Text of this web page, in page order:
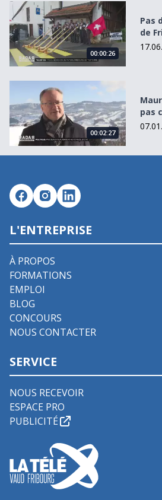
Pas de Bénichon du Pays de
00:00:26
Pas
de
Maurice Ropraz ne sera pas
00:02:27
pas
L'ENTREPRISE
À PROPOS
FORMATIONS
EMPLOI
BLOG
CONCOURS
NOUS CONTACTER
SERVICE
NOUS RECEVOIR
ESPACE PRO
PUBLICITÉ